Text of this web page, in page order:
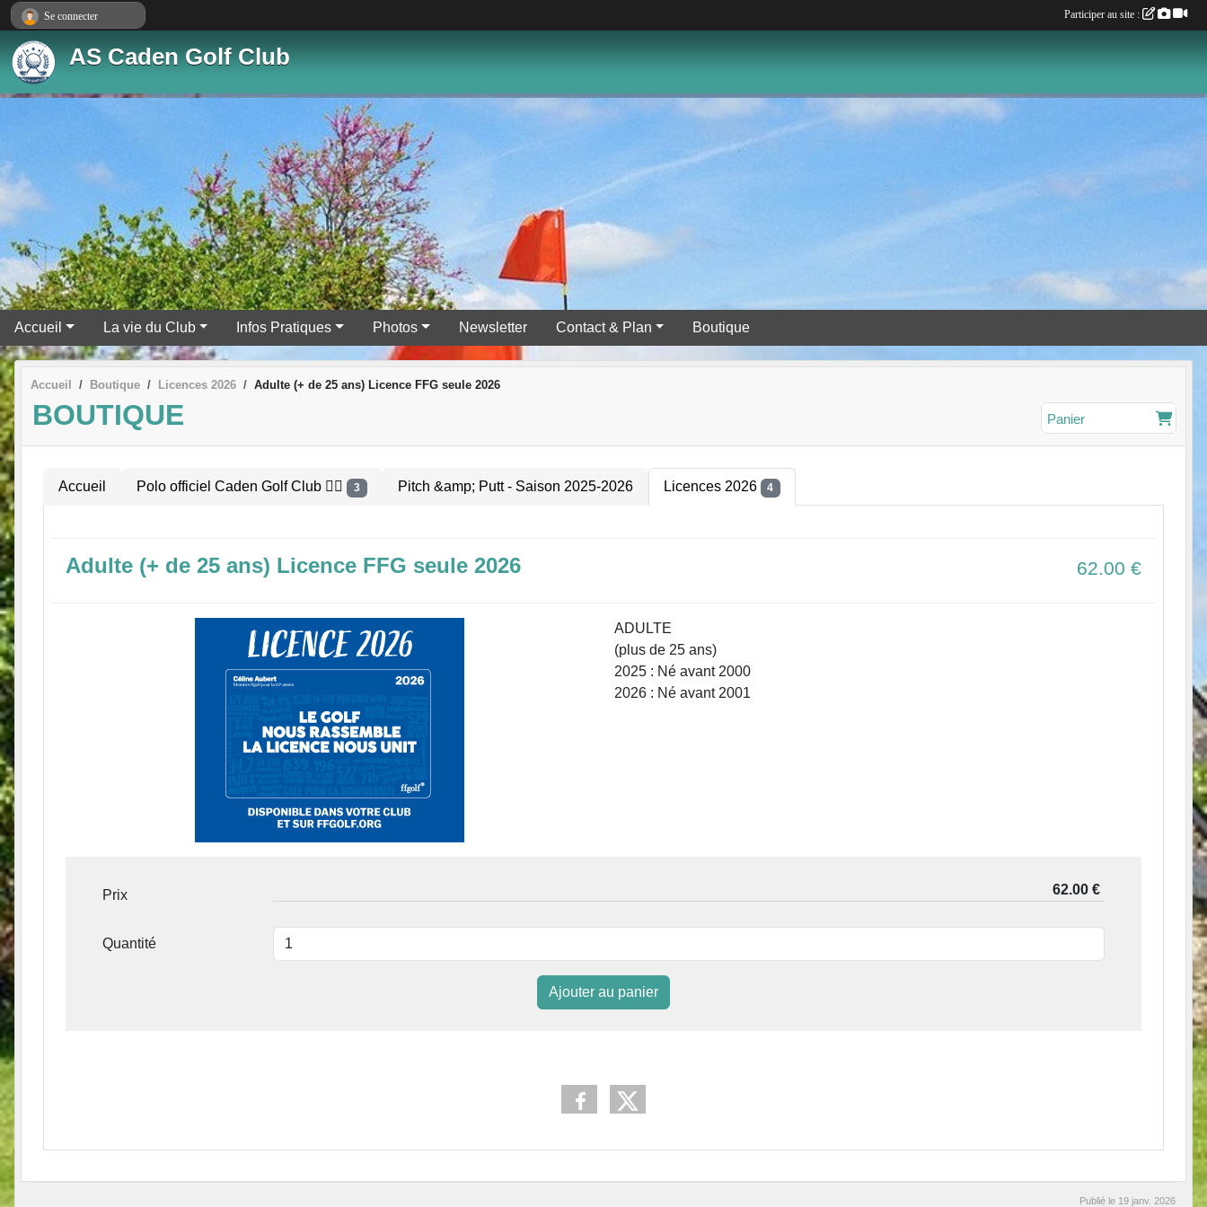
AS Caden Golf Club
Accueil La vie du Club Infos Pratiques Photos Newsletter Contact & Plan Boutique
Accueil Boutique Licences 2026 Adulte (+ de 25 ans) Licence FFG seule 2026
BOUTIQUE Panier
Accueil Polo officiel Caden Golf Club 🏌️‍♂️ 3 Pitch &amp; Putt - Saison 2025-2026 Licences 2026 4
Adulte (+ de 25 ans) Licence FFG seule 2026 62.00 €
ADULTE
(plus de 25 ans)
2025 : Né avant 2000
2026 : Né avant 2001
Prix
Quantité
Ajouter au panier
Publié le 19 janv. 2026
Se connecter Participer au site :
Panneau de gestion des cookies